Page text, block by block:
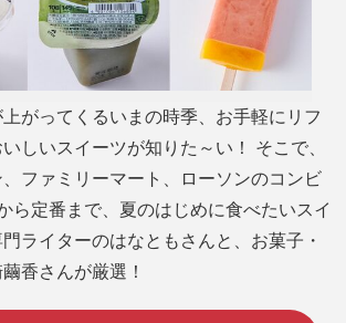
がってくるいまの時季、お手軽にリフ
しいスイーツが知りた～い！ そこで、
ファミリーマート、ローソンのコンビ
ら定番まで、夏のはじめに食べたいスイ
ライターのはなともさんと、お菓子・
香さんが厳選！